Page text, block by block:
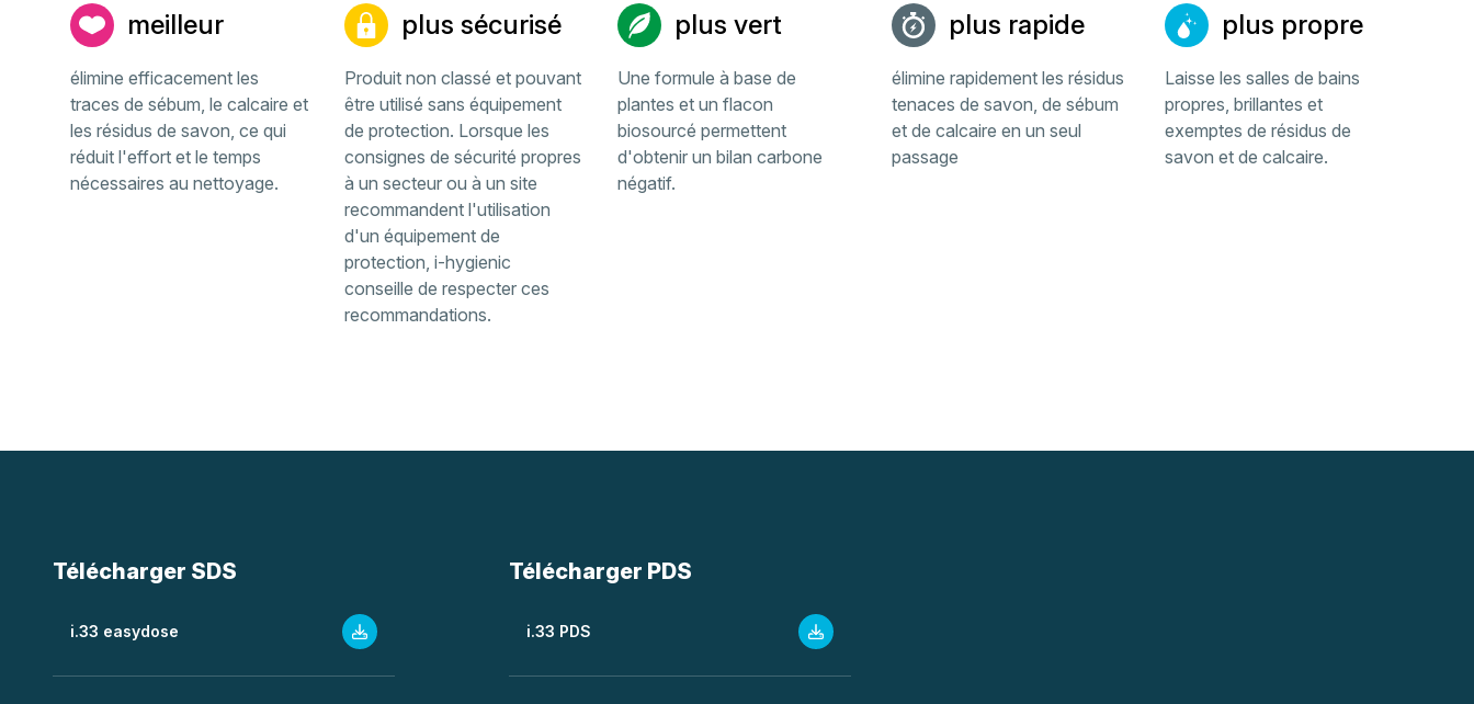
meilleur
élimine efficacement les
traces de sébum, le calcaire et
les résidus de savon, ce qui
réduit l'effort et le temps
nécessaires au nettoyage.
plus sécurisé
Produit non classé et pouvant
être utilisé sans équipement
de protection. Lorsque les
consignes de sécurité propres
à un secteur ou à un site
recommandent l'utilisation
d'un équipement de
protection, i-hygienic
conseille de respecter ces
recommandations.
plus vert
Une formule à base de
plantes et un flacon
biosourcé permettent
d'obtenir un bilan carbone
négatif.
plus rapide
élimine rapidement les résidus
tenaces de savon, de sébum
et de calcaire en un seul
passage
plus propre
Laisse les salles de bains
propres, brillantes et
exemptes de résidus de
savon et de calcaire.
Télécharger SDS
i.33 easydose
Télécharger PDS
i.33 PDS